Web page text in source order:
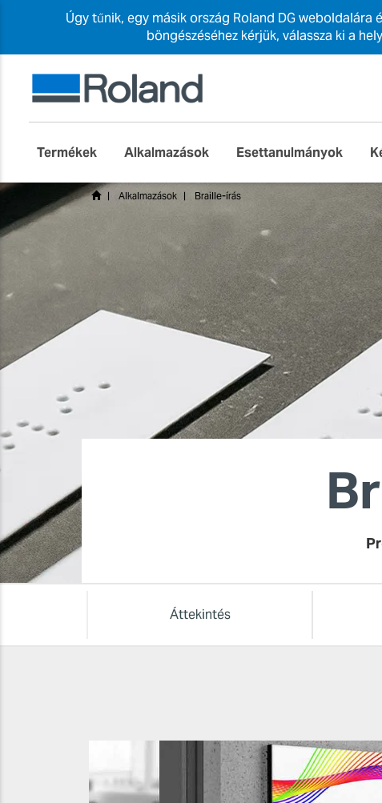
Úgy tűnik, egy másik ország Roland DG weboldalára
böngészéséhez kérjük, válassza ki a
Termékek Alkalmazások Esettanulmányok
Alkalmazások Braille-írás
Áttekintés